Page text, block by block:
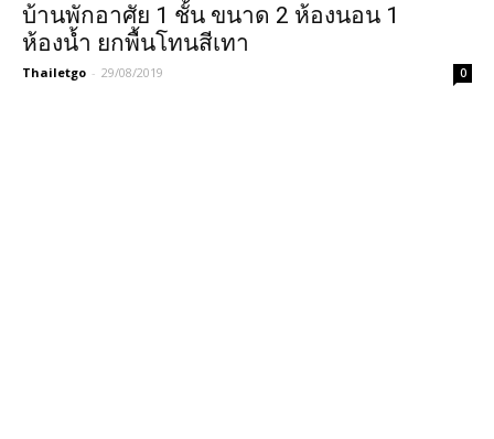
บ้านพักอาศัย 1 ชั้น ขนาด 2 ห้องนอน 1
ห้องน้ำ ยกพื้นโทนสีเทา
Thailetgo - 29/08/2019 0